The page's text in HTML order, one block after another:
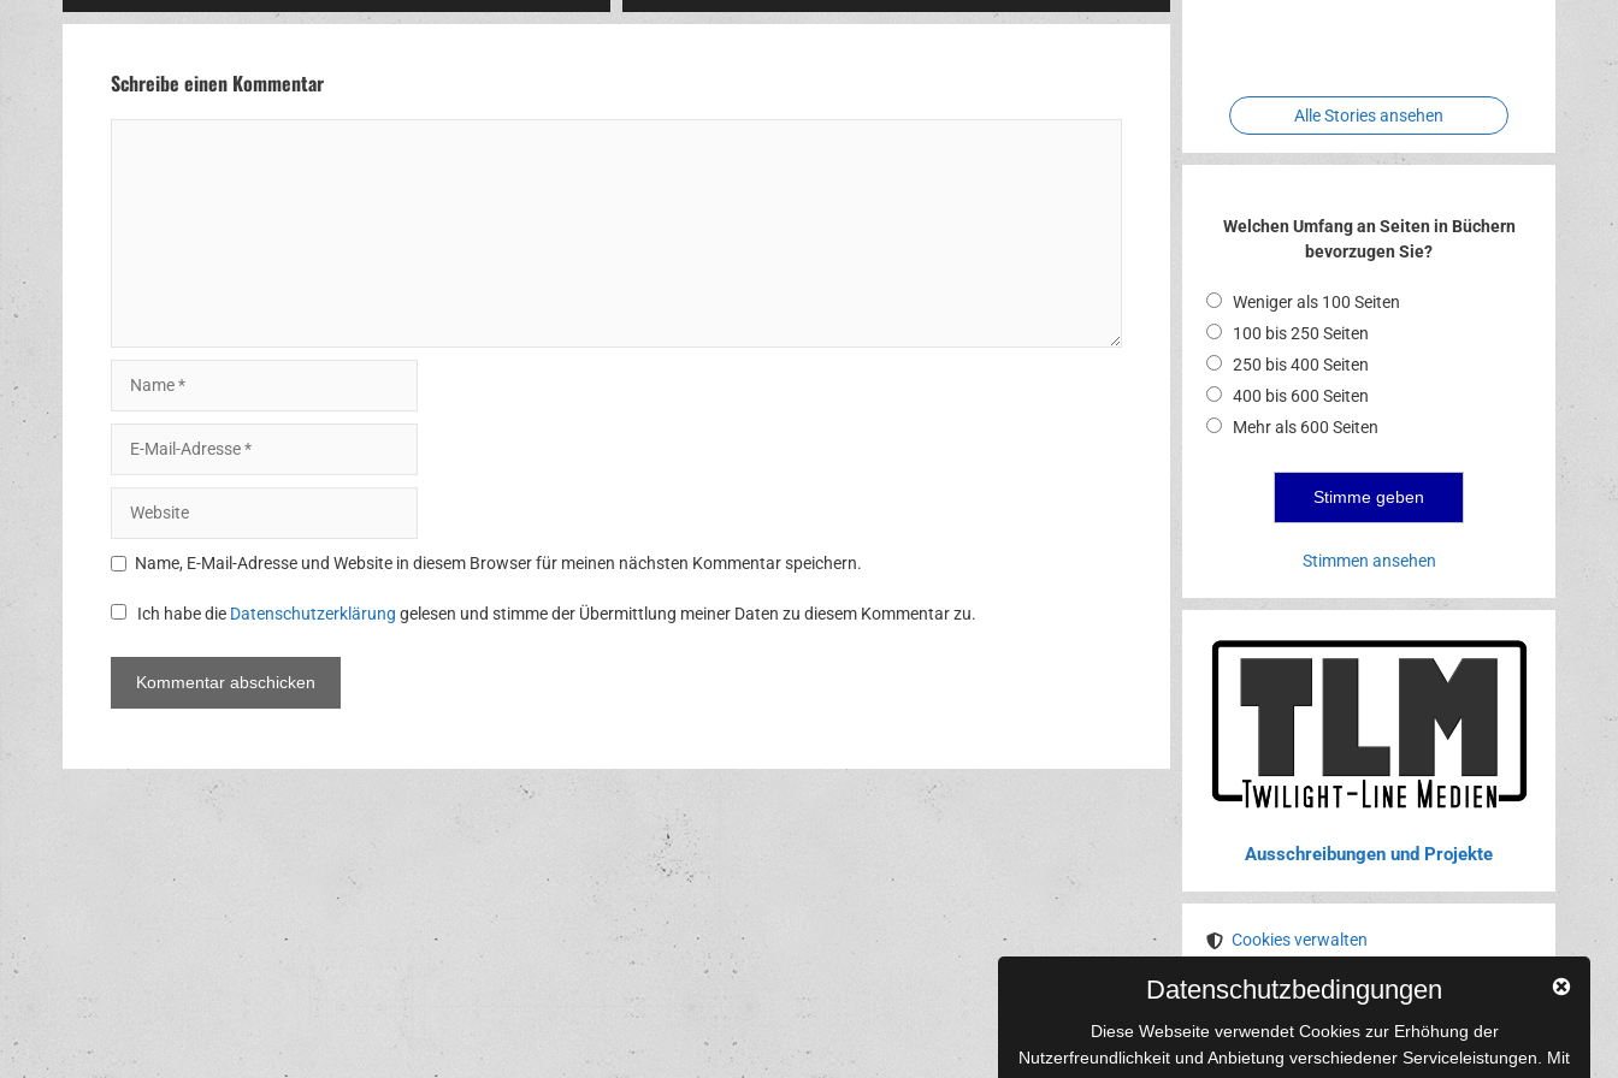
Schreibe einen Kommentar
Mail-
Adresse
Name, E-Mail-Adresse und Website in diesem Browser für meinen nächsten Kommentar speichern.
Ich habe die Datenschutzerklärung gelesen und stimme der Übermittlung meiner Daten zu diesem Kommentar zu.
Alle Stories ansehen
Welchen Umfang an Seiten in Büchern
bevorzugen Sie?
Weniger als 100 Seiten
100 bis 250 Seiten
250 bis 400 Seiten
400 bis 600 Seiten
Mehr als 600 Seiten
Stimmen ansehen
Ausschreibungen und Projekte
Cookies verwalten
YouTube
Tumblr
Pinterest
Instagram
X RSS-Feed
Datenschutzbedingungen
Diese Webseite verwendet Cookies zur Erhöhung der
Nutzerfreundlichkeit und Anbietung verschiedener Serviceleistungen. Mit